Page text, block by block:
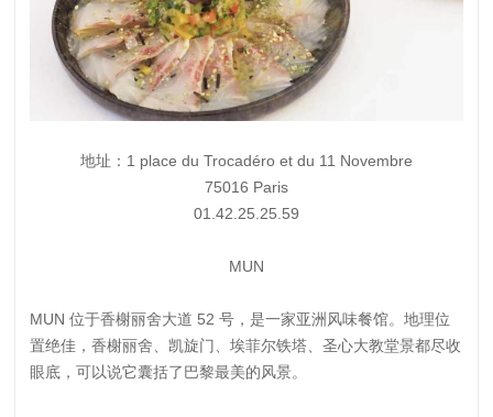
地址：1 place du Trocadéro et du 11 Novembre
75016 Paris
01.42.25.25.59
MUN
MUN 位于香榭丽舍大道 52 号，是一家亚洲风味餐馆。地理位
置绝佳，香榭丽舍、凯旋门、埃菲尔铁塔、圣心大教堂景都尽收
眼底，可以说它囊括了巴黎最美的风景。